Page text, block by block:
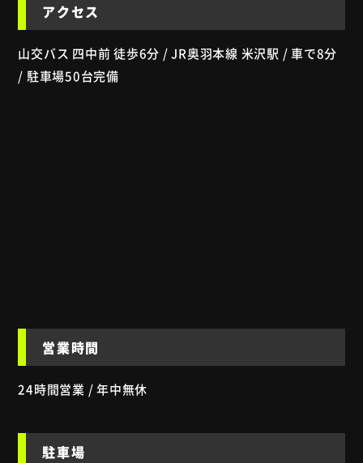
アクセス
山交バス 四中前 徒歩6分 / JR奥羽本線 米沢駅 / 車で8分
/ 駐車場50台完備
営業時間
24時間営業 / 年中無休
駐車場